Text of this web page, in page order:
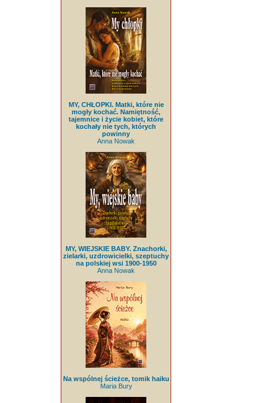
MY, CHŁOPKI. Matki, które nie
mogły kochać. Namiętność,
tajemnice i życie kobiet, które
kochały nie tych, których
powinny
Anna Nowak
MY, WIEJSKIE BABY. Znachorki,
zielarki, uzdrowicielki, szeptuchy
na polskiej wsi 1900-1950
Anna Nowak
Na wspólnej ścieżce, tomik haiku
Maria Bury